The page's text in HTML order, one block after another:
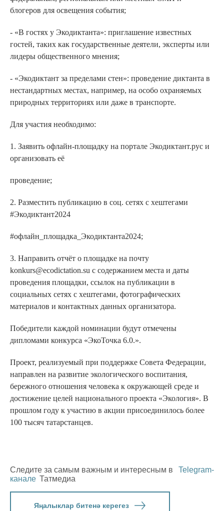
блогеров для освещения события;
- «В гостях у Экодиктанта»: приглашение известных
гостей, таких как государственные деятели, эксперты или
лидеры общественного мнения;
- «Экодиктант за пределами стен»: проведение диктанта в
нестандартных местах, например, на особо охраняемых
природных территориях или даже в транспорте.
Для участия необходимо:
1. Заявить офлайн-площадку на портале Экодиктант.рус и
организовать её
проведение;
2. Разместить публикацию в соц. сетях с хештегами
#Экодиктант2024
#офлайн_площадка_Экодиктанта2024;
3. Направить отчёт о площадке на почту
konkurs@ecodictation.su с содержанием места и даты
проведения площадки, ссылок на публикации в
социальных сетях с хештегами, фотографических
материалов и контактных данных организатора.
Победители каждой номинации будут отмечены
дипломами конкурса «ЭкоТочка 6.0.».
Проект, реализуемый при поддержке Совета Федерации,
направлен на развитие экологического воспитания,
бережного отношения человека к окружающей среде и
достижение целей национального проекта «Экология». В
прошлом году к участию в акции присоединилось более
100 тысяч татарстанцев.
Следите за самым важным и интересным в
Telegram-
канале Татмедиа
Яңалыклар битенә керегез